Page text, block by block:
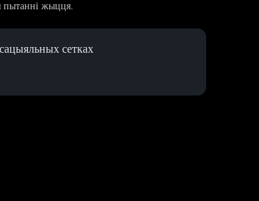
пытанні жыцця.
сетках